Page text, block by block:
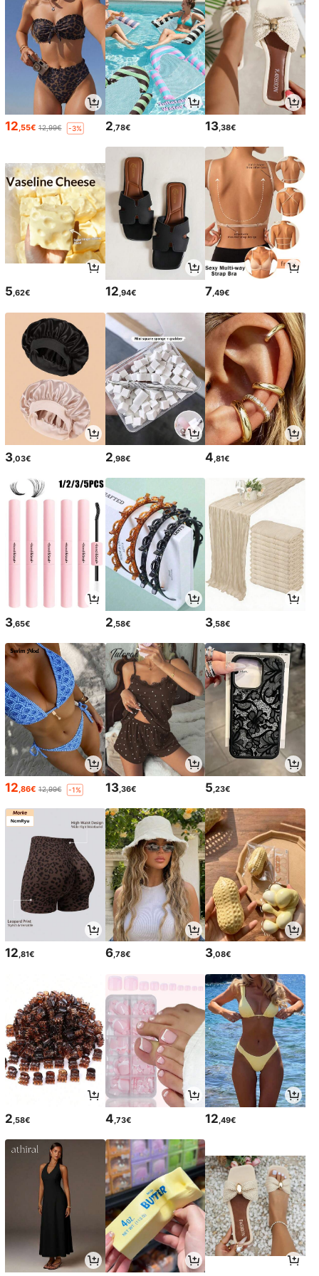
12,55€ 12,99€ -3% 2,78€ 13,38€
5,62€ 12,94€ 7,49€
3 ,03€ 2 ,98€ 4 ,81€
3,65€ 2,58€ 3,58€
12,86€ 12,99€ -1% 13,36€ 5,23€
12,81€ 6,78€ 3,08€
2 ,58€ 4 ,73€ 12 ,49€